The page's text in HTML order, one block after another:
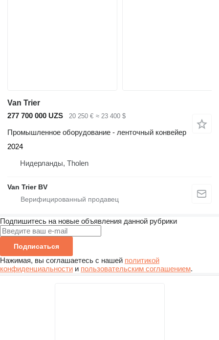
Van Trier
277 700 000 UZS
20 250 € ≈ 23 400 $
Промышленное оборудование - ленточный конвейер
2024
Нидерланды, Tholen
Van Trier BV
Подпишитесь на новые объявления данной рубрики
Подписаться
Нажимая, вы соглашаетесь с нашей политикой
конфиденциальности и пользовательским соглашением.